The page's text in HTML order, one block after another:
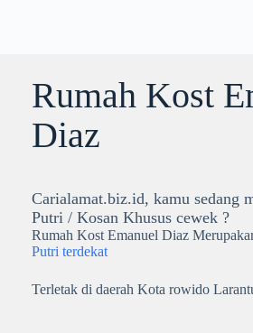
Rumah Kost
Diaz
Carialamat.biz.id, kamu sedang
Putri / Kosan Khusus cewek ?
Rumah Kost Emanuel Diaz
Putri terdekat
Terletak di daerah Kota rowido